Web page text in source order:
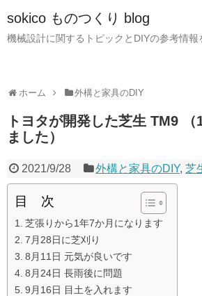
sokico ものつくり blog
機械設計に関するトピックとDIYの参考情報
ホーム 外構と家具のDIY
トヨタが開発した芝生 TM9
ました）
2021/9/28 外構と家具のDIY,芝
目 次
芝張りから1年7か月になります
7月28日に芝刈り
8月11日 元気が良いです
8月24日 長雨後に問題
9月16日 目土を入れます